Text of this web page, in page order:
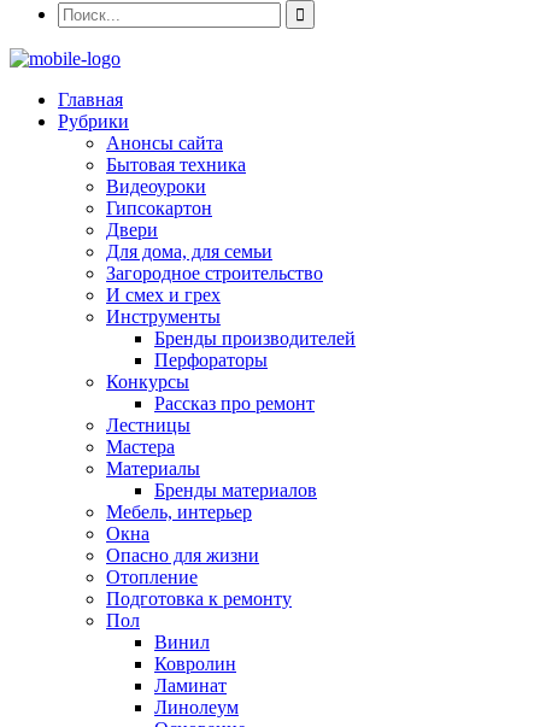
Главная
Рубрики
Анонсы сайта
Бытовая техника
Видеоуроки
Гипсокартон
Двери
Для дома, для семьи
Загородное строительство
И смех и грех
Инструменты
Бренды производителей
Перфораторы
Конкурсы
Рассказ про ремонт
Лестницы
Мастера
Материалы
Бренды материалов
Мебель, интерьер
Окна
Опасно для жизни
Отопление
Подготовка к ремонту
Пол
Винил
Ковролин
Ламинат
Линолеум